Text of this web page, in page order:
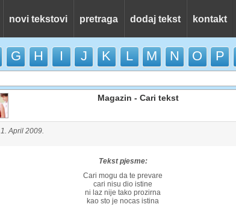
novi tekstovi pretraga dodaj tekst kontakt
G H I J K L M N O P
Magazin - Cari tekst
1. April 2009.
Tekst pjesme:
Cari mogu da te prevare
cari nisu dio istine
ni laz nije tako prozirna
kao sto je nocas istina